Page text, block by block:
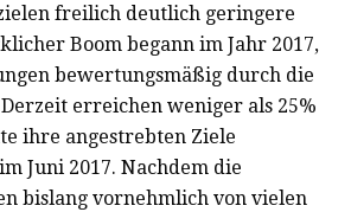
freilich deutlich geringere
Boom begann im Jahr 2017,
bewertungsmäßig durch die
Derzeit erreichen weniger als 25%
ihre angestrebten Ziele
Juni 2017. Nachdem die
bislang vornehmlich von vielen